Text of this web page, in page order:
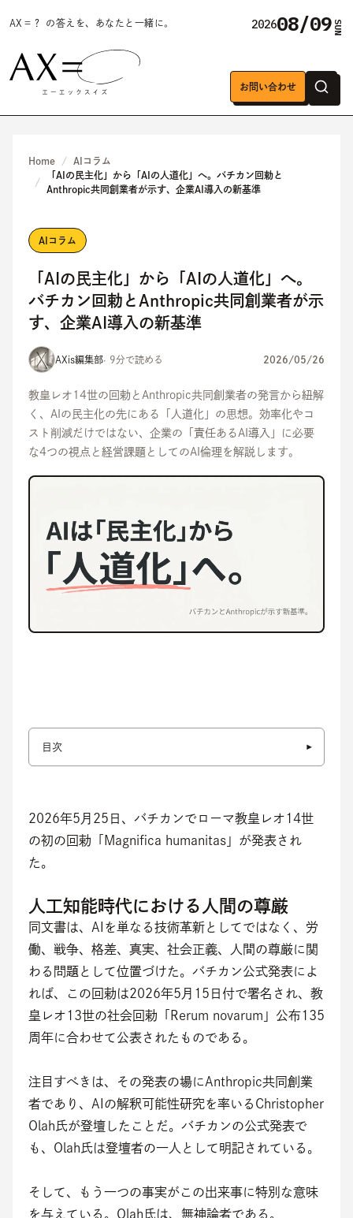
AX＝？ の答えを、あなたと一緒に。 202608/09SUN
お問い合わせ
Home
AIコラム
「AIの民主化」から「AIの人道化」へ。バチカン回勅と
Anthropic共同創業者が示す、企業AI導入の新基準
AIコラム
「AIの民主化」から「AIの人道化」へ。
バチカン回勅とAnthropic共同創業者が示
す、企業AI導入の新基準
AXis編集部· 9分で読める 2026/05/26
教皇レオ14世の回勅とAnthropic共同創業者の発言から紐解
く、AIの民主化の先にある「人道化」の思想。効率化やコ
スト削減だけではない、企業の「責任あるAI導入」に必要
な4つの視点と経営課題としてのAI倫理を解説します。
目次
2026年5月25日、バチカンでローマ教皇レオ14世
の初の回勅「Magnifica humanitas」が発表され
た。
人工知能時代における人間の尊厳
同文書は、AIを単なる技術革新としてではなく、労
働、戦争、格差、真実、社会正義、人間の尊厳に関
わる問題として位置づけた。バチカン公式発表によ
れば、この回勅は2026年5月15日付で署名され、教
皇レオ13世の社会回勅「Rerum novarum」公布135
周年に合わせて公表されたものである。
注目すべきは、その発表の場にAnthropic共同創業
者であり、AIの解釈可能性研究を率いるChristopher
Olah氏が登壇したことだ。バチカンの公式発表で
も、Olah氏は登壇者の一人として明記されている。
そして、もう一つの事実がこの出来事に特別な意味
を与えている。Olah氏は、無神論者である。